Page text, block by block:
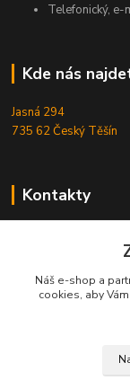
Telefonický, e-
Kde nás
Jasná 294
735 62 Český Těšín
Kontakty
info@reefhome.cz
Náš e-shop a
cookies, aby